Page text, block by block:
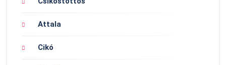
Attala
Cikó